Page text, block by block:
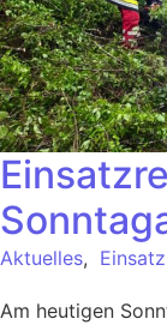
Aktuelles, Einsatz
Am heutigen